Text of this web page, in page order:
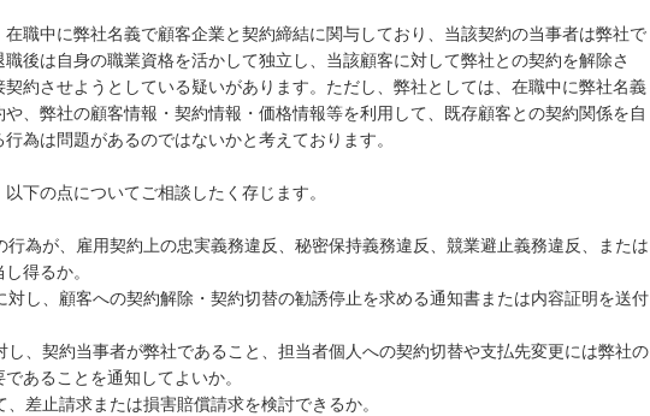
在職中に弊社名義で顧客企業と契約締結に関与しており、当該契約の当事者は弊社で
後は自身の職業資格を活かして独立し、当該顧客に対して弊社との契約を解除さ
契約させようとしている疑いがあります。ただし、弊社としては、在職中に弊社名義
や、弊社の顧客情報・契約情報・価格情報等を利用して、既存顧客との契約関係を自
為は問題があるのではないかと考えております。
下の点についてご相談したく存じます。
行為が、雇用契約上の忠実義務違反、秘密保持義務違反、競業避止義務違反、または
得るか。
対し、顧客への契約解除・契約切替の勧誘停止を求める通知書または内容証明を送付
し、契約当事者が弊社であること、担当者個人への契約切替や支払先変更には弊社の
あることを通知してよいか。
、差止請求または損害賠償請求を検討できるか。